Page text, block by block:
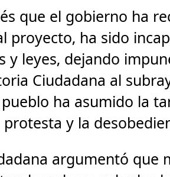
que el gobierno ha
proyecto, ha sido
y leyes, dejando
Ciudadana al
ha asumido la
y la
argumentó que